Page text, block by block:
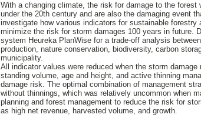
With a changing climate, the risk for damage to the
under the 20th century and are also the damaging event
investigate how various indicators for sustainable
minimize the risk for storm damages 100 years in future.
system Heureka PlanWise for a trade-off analysis
production, nature conservation, biodiversity, carbon
municipality.
All indicator values were reduced when the storm
standing volume, age and height, and active thinning
damage risk. The optimal combination of management
without thinnings, which was relatively uncommon when
planning and forest management to reduce the risk for
as high net revenue, harvested volume, and growth.